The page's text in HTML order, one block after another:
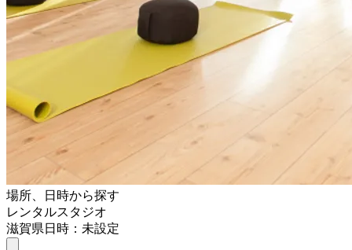
場所、日時から探す
レンタルスタジオ
滋賀県日時：未設定